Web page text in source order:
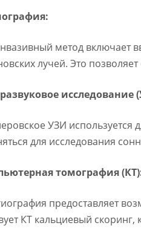
метод включает
лучей. Это
исследование
УЗИ используется
для исследования
томография
предоставляет
КТ кальциевый